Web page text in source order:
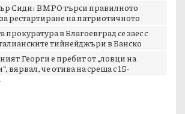
Сиди: ВМРО търси правилното
рестартиране на патриотичното
прокуратура в Благоевград се заес с
тийнейджъри в Банско
Георги е пребит от „ловци на
вярвал, че отива на среща с 15-